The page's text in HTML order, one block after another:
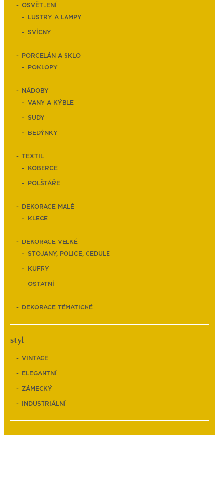
OSVĚTLENÍ
LUSTRY A LAMPY
SVÍCNY
PORCELÁN A SKLO
POKLOPY
NÁDOBY
VANY A KÝBLE
SUDY
BEDÝNKY
TEXTIL
KOBERCE
POLŠTÁŘE
DEKORACE MALÉ
KLECE
DEKORACE VELKÉ
STOJANY, POLICE, CEDULE
KUFRY
OSTATNÍ
DEKORACE TÉMATICKÉ
styl
VINTAGE
ELEGANTNÍ
ZÁMECKÝ
INDUSTRIÁLNÍ